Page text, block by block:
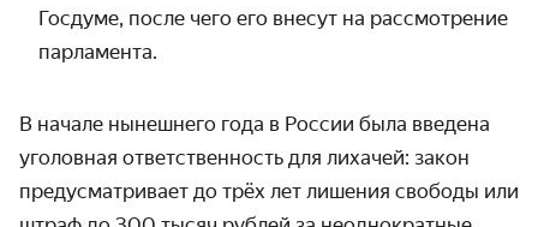
Госдуме, после чего его внесут на рассмотрение
парламента.
В начале нынешнего года в России была введена
уголовная ответственность для лихачей: закон
предусматривает до трёх лет лишения свободы или